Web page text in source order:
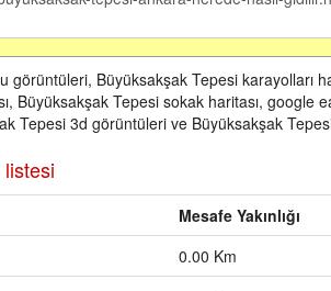
Büyüksakşak Tepesi karayolları
Büyüksakşak Tepesi sokak haritası, google
Tepesi 3d görüntüleri ve Büyüksakşak
listesi
Mesafe Yakınlığı
0.00 Km